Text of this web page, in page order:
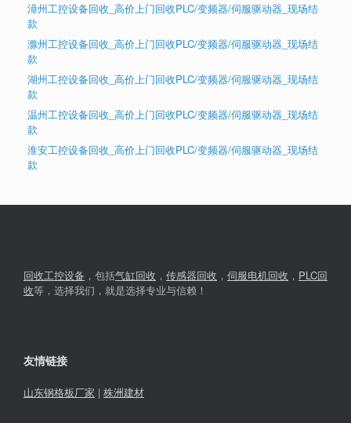
漳州工控设备回收_高价上门回收PLC/变频器/伺服驱动器_现场结
款
滁州工控设备回收_高价上门回收PLC/变频器/伺服驱动器_现场结
款
湖州工控设备回收_高价上门回收PLC/变频器/伺服驱动器_现场结
款
温州工控设备回收_高价上门回收PLC/变频器/伺服驱动器_现场结
款
淮安工控设备回收_高价上门回收PLC/变频器/伺服驱动器_现场结
款
回收工控设备 ，包括气缸回收 ， 传感器回收 ， 伺服电机回收 ， PLC回
收等，选择我们，就是选择专业与信赖！
友情链接
山东钢格板厂家 | 株洲建材